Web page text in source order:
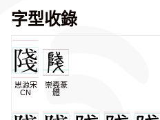
字型收錄
思源宋
CN
崇羲篆
體